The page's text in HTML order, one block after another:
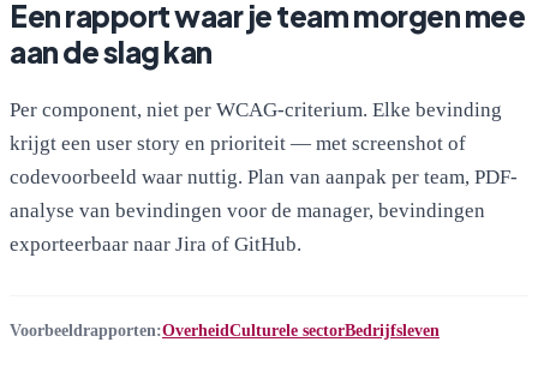
Een rapport waar je team morgen mee
aan de slag kan
Per component, niet per WCAG-criterium. Elke bevinding
krijgt een user story en prioriteit — met screenshot of
codevoorbeeld waar nuttig. Plan van aanpak per team, PDF-
analyse van bevindingen voor de manager, bevindingen
exporteerbaar naar Jira of GitHub.
Voorbeeldrapporten:OverheidCulturele sectorBedrijfsleven